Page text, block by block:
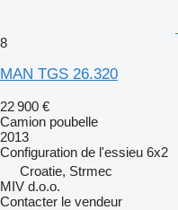
8
MAN TGS 26.320
22 900 €
Camion poubelle
2013
Configuration de l'essieu 6x2
Croatie, Strmec
MIV d.o.o.
Contacter le vendeur